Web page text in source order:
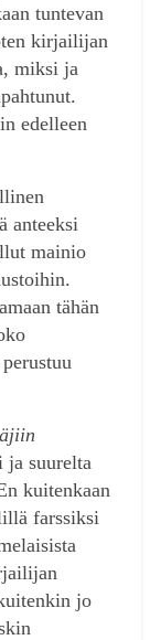
tuntevan
kirjailijan
miksi ja
edelleen
anteeksi
mainio
tähän
suurelta
kuitenkaan
farssiksi
jo